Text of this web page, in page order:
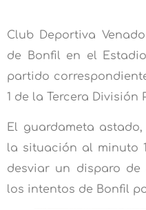
Club Deportiva
de Bonfil en el
partido
1 de la Tercera División
El guardameta
la situación al minuto
desviar un disparo de
los intentos de Bonfil